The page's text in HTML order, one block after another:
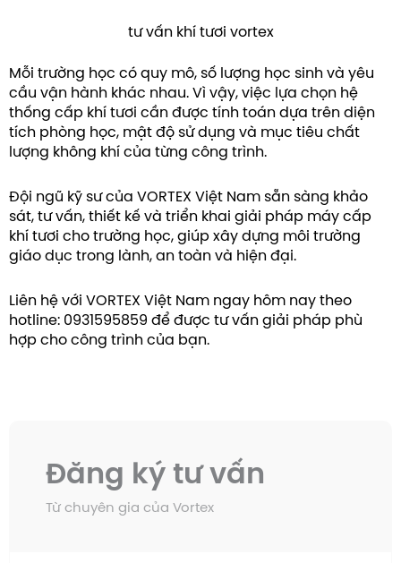
tư vấn khí tươi vortex
Mỗi trường học có quy mô, số lượng học sinh và yêu
cầu vận hành khác nhau. Vì vậy, việc lựa chọn hệ
thống cấp khí tươi cần được tính toán dựa trên diện
tích phòng học, mật độ sử dụng và mục tiêu chất
lượng không khí của từng công trình.
Đội ngũ kỹ sư của VORTEX Việt Nam sẵn sàng khảo
sát, tư vấn, thiết kế và triển khai giải pháp máy cấp
khí tươi cho trường học, giúp xây dựng môi trường
giáo dục trong lành, an toàn và hiện đại.
Liên hệ với VORTEX Việt Nam ngay hôm nay theo
hotline: 0931595859 để được tư vấn giải pháp phù
hợp cho công trình của bạn.
Đăng ký tư vấn
Từ chuyên gia của Vortex